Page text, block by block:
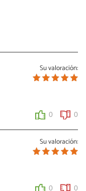
Su valoración:
0 0
Su valoración:
0 0